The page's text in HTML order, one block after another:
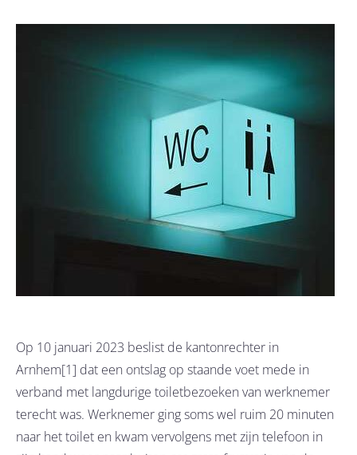
Op 10 januari 2023 beslist de kantonrechter in
Arnhem[1] dat een ontslag op staande voet mede in
verband met langdurige toiletbezoeken van werknemer
terecht was. Werknemer ging soms wel ruim 20 minuten
naar het toilet en kwam vervolgens met zijn telefoon in